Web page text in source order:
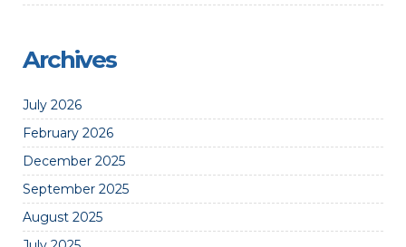
Archives
July 2026
February 2026
December 2025
September 2025
August 2025